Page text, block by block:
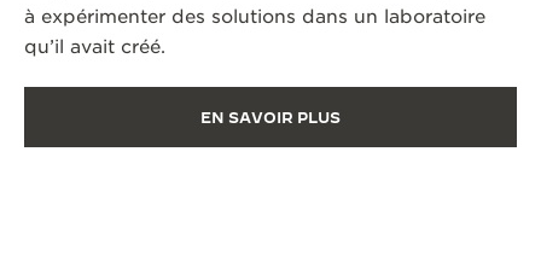
à expérimenter des solutions dans un laboratoire
qu’il avait créé.
EN SAVOIR PLUS